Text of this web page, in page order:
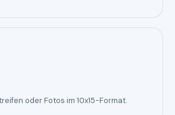
oder Fotos im 10x15-Format.